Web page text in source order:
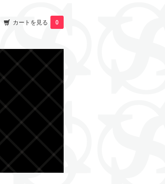
カートを見る 0